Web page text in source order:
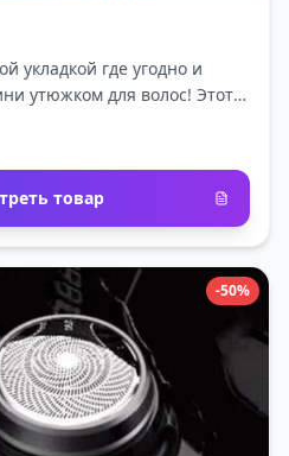
укладкой где угодно и
утюжком для волос! Этот
и стремится выглядеть
товар
-50%